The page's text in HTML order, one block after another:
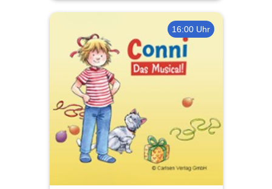
16:00 Uhr